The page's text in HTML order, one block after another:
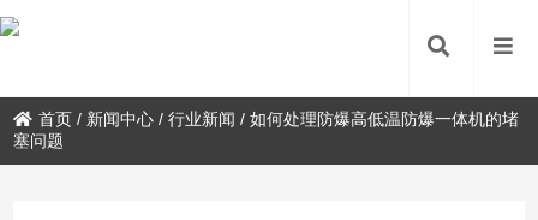
首页 / 新闻中心 /行业新闻 /如何处理防爆高低温防爆一体机的堵
塞问题